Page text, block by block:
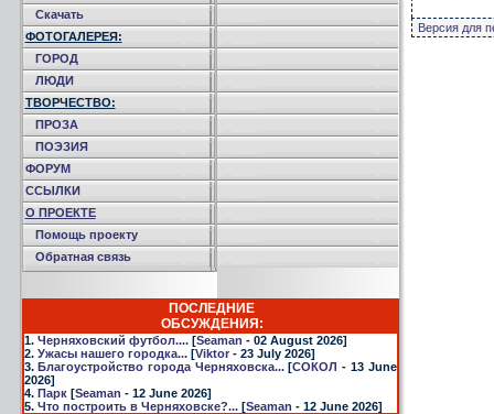
Скачать
ФОТОГАЛЕРЕЯ:
ГОРОД
ЛЮДИ
ТВОРЧЕСТВО:
ПРОЗА
ПОЭЗИЯ
ФОРУМ
ССЫЛКИ
О ПРОЕКТЕ
Помощь проекту
Обратная связь
ПОСЛЕДНИЕ
ОБСУЖДЕНИЯ:
1. Черняховский футбол....[Seaman - 02 August 2026]
2. Ужасы нашего городка...[Viktor- 23 July 2026]
3.Благоустройство города Черняховска...[СОКОЛ - 13 June
2026]
4. Парк[Seaman - 12 June 2026]
5. Что построить в Черняховске?...[Seaman - 12 June 2026]
Версия для